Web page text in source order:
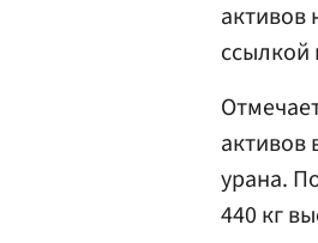
активов
ссылкой
активов
урана.
440 кг